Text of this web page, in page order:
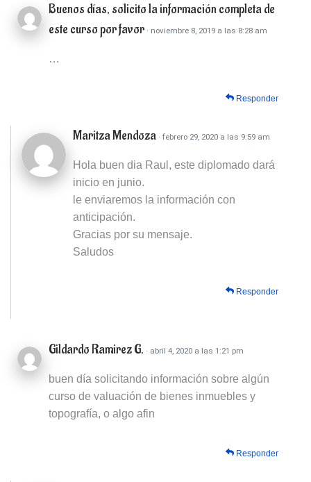
Buenos días, solicito la información completa de
este curso por favor · noviembre 8, 2019 a las 8:28 am
…
Responder
Maritza Mendoza · febrero 29, 2020 a las 9:59 am
Hola buen dia Raul, este diplomado dará
inicio en junio.
le enviaremos la información con
anticipación.
Gracias por su mensaje.
Saludos
Responder
Gildardo Ramirez G. · abril 4, 2020 a las 1:21 pm
buen día solicitando información sobre algún
curso de valuación de bienes inmuebles y
topografía, o algo afin
Responder